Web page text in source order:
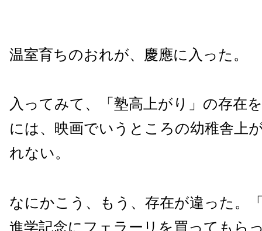
温室育ちのおれが、慶應に入った。
入ってみて、「塾高上がり」の存在
には、映画でいうところの幼稚舎上
れない。
なにかこう、もう、存在が違った。
進学記念にフェラーリを買ってもら